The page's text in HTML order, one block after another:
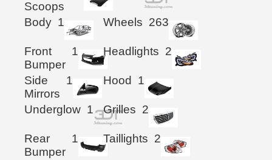
Scoops
Body 1 Wheels 263
Front
Bumper
1 Headlights 2
Side
Mirrors
1 Hood 1
Underglow 1 Grilles 2
Rear
Bumper
1 Taillights 2